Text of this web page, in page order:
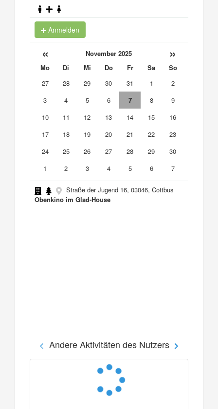
Anmelden
« November 2025 »
Mo Di Mi Do Fr Sa
So
27
28 29 30 31 1
2
3
4 5 6 7 8
9
10
11 12 13 14 15
16
17
18 19 20 21 22
23
24
25 26 27 28 29
30
1
2 3 4 5 6 7
Straße der Jugend 16, 03046, Cottbus
Obenkino im Glad-House
Andere Aktivitäten des Nutzers